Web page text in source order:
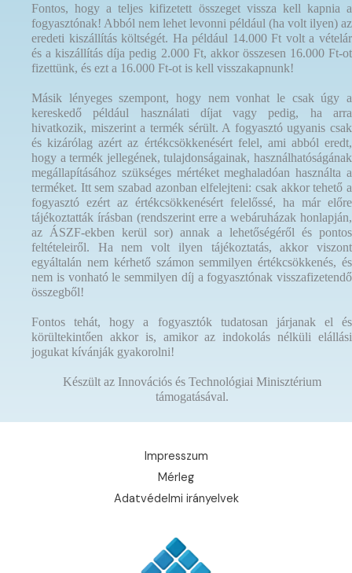
Fontos, hogy a teljes kifizetett összeget vissza kell kapnia a
fogyasztónak! Abból nem lehet levonni például (ha volt ilyen) az
eredeti kiszállítás költségét. Ha például 14.000 Ft volt a vételár
és a kiszállítás díja pedig 2.000 Ft, akkor összesen 16.000 Ft-ot
fizettünk, és ezt a 16.000 Ft-ot is kell visszakapnunk!
Másik lényeges szempont, hogy nem vonhat le csak úgy a
kereskedő például használati díjat vagy pedig, ha arra
hivatkozik, miszerint a termék sérült. A fogyasztó ugyanis csak
és kizárólag azért az értékcsökkenésért felel, ami abból eredt,
hogy a termék jellegének, tulajdonságainak, használhatóságának
megállapításához szükséges mértéket meghaladóan használta a
terméket. Itt sem szabad azonban elfelejteni: csak akkor tehető a
fogyasztó ezért az értékcsökkenésért felelőssé, ha már előre
tájékoztatták írásban (rendszerint erre a webáruházak honlapján,
az ÁSZF-ekben kerül sor) annak a lehetőségéről és pontos
feltételeiről. Ha nem volt ilyen tájékoztatás, akkor viszont
egyáltalán nem kérhető számon semmilyen értékcsökkenés, és
nem is vonható le semmilyen díj a fogyasztónak visszafizetendő
összegből!
Fontos tehát, hogy a fogyasztók tudatosan járjanak el és
körültekintően akkor is, amikor az indokolás nélküli elállási
jogukat kívánják gyakorolni!
Készült az Innovációs és Technológiai Minisztérium
támogatásával.
Impresszum
Mérleg
Adatvédelmi irányelvek